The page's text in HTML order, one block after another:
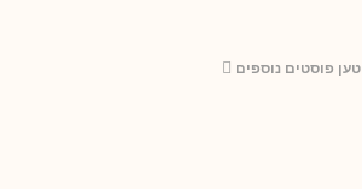
טען פוסטים נוספים